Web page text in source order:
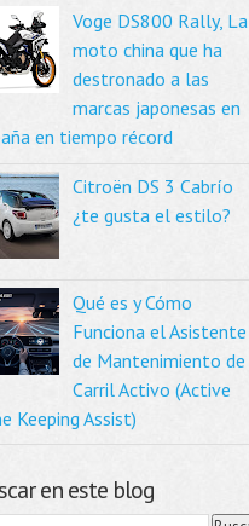
Voge DS800 Rally, La
moto china que ha
destronado a las
marcas japonesas en
en tiempo récord
Citroën DS 3 Cabrío
¿te gusta el estilo?
Qué es y Cómo
Funciona el Asistente
de Mantenimiento de
Carril Activo (Active
Keeping Assist)
en este blog